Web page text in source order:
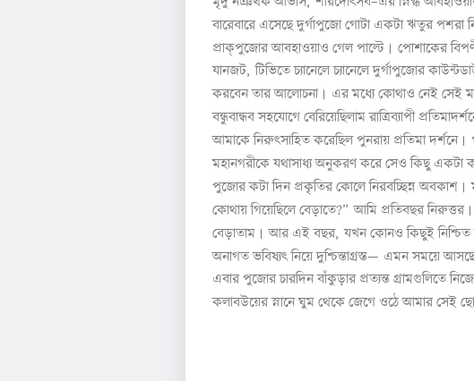
বারেবারে এসেছেদুর্গাপুজোগোটা একটাঋতুরপশরা
প্রাক্পুজোরআবহাওয়াও গেলপাল্টে । পোশাকের
যানজট,টিভিতেচ্যানেলেচ্যানেলেদুর্গাপুজোর
করবেনতারআলোচনা। এরমধ্যেকোথাও নেইসেই
বন্ধুবান্ধবসহযোগেবেরিয়েছিলামরাত্রিব্যাপী
আমাকেনিরুৎসাহিতকরেছিলপুনরায় প্রতিমাদর্শনে।
মহানগরীকেযথাসাধ্যঅনুকরণকরেসেও কিছু একটা
পুজোরকটাদিন প্রকৃতিরকোলেনিরবচ্ছিন্নঅবকাশ ।
কোথায়গিয়েছিলেবেড়াতে?”আমি প্রতিবছরনিরুত্তর।
বেড়াতাম । আর এইবছর,যখনকোনও কিছুইনিশ্চিত
অনাগতভবিষ্যৎনিয়েদুশ্চিন্তাগ্রস্ত— এমনসময়ে
এবারপুজোরচারদিনবাঁকুড়ার প্রত্যন্তগ্রামগুলিতে
কলাবউয়েরস্নানেঘুমথেকেজেগেওঠেআমারসেই